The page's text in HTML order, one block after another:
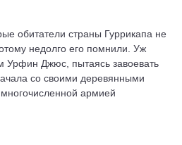
обитатели страны Гуррикапа не
недолго его помнили. Уж
Урфин Джюс, пытаясь завоевать
со своими деревянными
армией